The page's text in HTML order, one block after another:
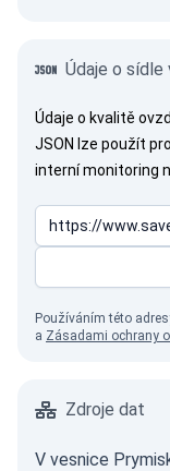
Údaje o
Údaje o kvalitě
JSON lze použít
interní monitoring
Používáním této
a Zásadami ochrany
Zdroje dat
V vesnice